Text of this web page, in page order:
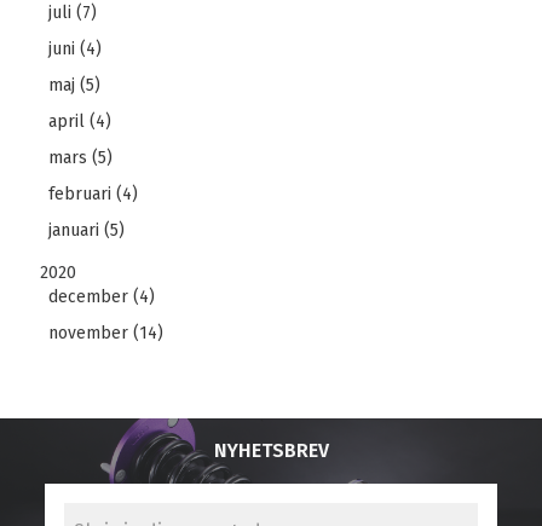
juli (7)
juni (4)
maj (5)
april (4)
mars (5)
februari (4)
januari (5)
2020
december (4)
november (14)
NYHETSBREV